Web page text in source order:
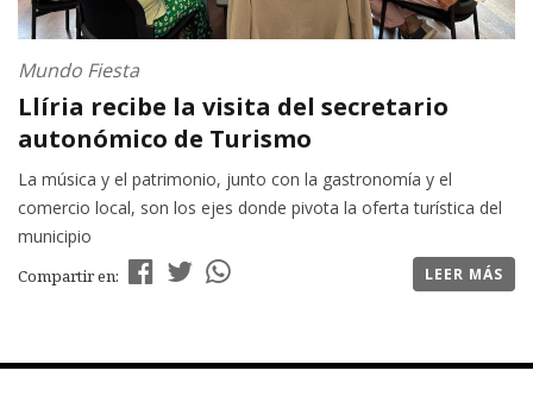
Mundo Fiesta
Llíria recibe la visita del secretario
autonómico de Turismo
La música y el patrimonio, junto con la gastronomía y el
comercio local, son los ejes donde pivota la oferta turística del
municipio
Compartir en: LEER MÁS